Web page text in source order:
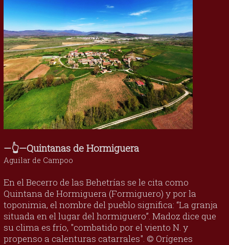
—👆—Quintanas de Hormiguera
Aguilar de Campoo
En el Becerro de las Behetrías se le cita como
Quintana de Hormiguera (Formiguero) y por la
toponimia, el nombre del pueblo significa: “La granja
situada en el lugar del hormiguero”. Madoz dice que
su clima es frío, "combatido por el viento N. y
propenso a calenturas catarrales". © Orígenes